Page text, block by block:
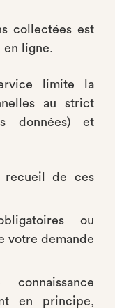
collectées est
en ligne.
limite la
au strict
données) et
recueil de ces
ou
votre demande
en principe,